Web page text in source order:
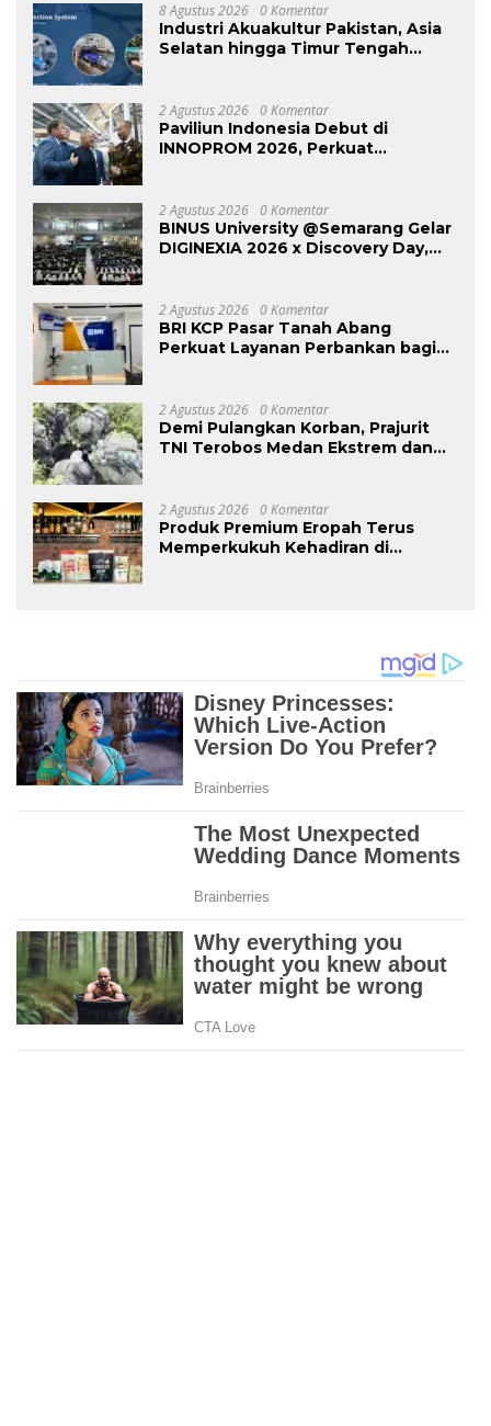
8 Agustus 2026 0 Komentar
Industri Akuakultur Pakistan, Asia
Selatan hingga Timur Tengah
2 Agustus 2026 0 Komentar
Paviliun Indonesia Debut di
INNOPROM 2026, Perkuat
2 Agustus 2026 0 Komentar
BINUS University @Semarang Gelar
DIGINEXIA 2026 x Discovery Day,
2 Agustus 2026 0 Komentar
BRI KCP Pasar Tanah Abang
Perkuat Layanan Perbankan bagi
2 Agustus 2026 0 Komentar
Demi Pulangkan Korban, Prajurit
TNI Terobos Medan Ekstrem dan
2 Agustus 2026 0 Komentar
Produk Premium Eropah Terus
Memperkukuh Kehadiran di